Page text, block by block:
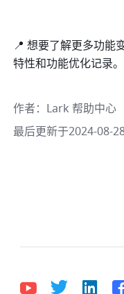
📍 想要了解更多功能
特性和功能优化记录。
作者： Lark 帮助中心
最后更新于2024-08-